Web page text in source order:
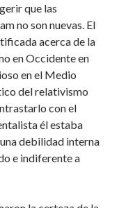
que las
no son nuevas. El
acerca de la
en Occidente en
en el Medio
del relativismo
con el
él estaba
debilidad interna
e indiferente a